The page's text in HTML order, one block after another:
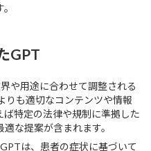
GPT
や用途に合わせて調整される
りも適切なコンテンツや情報
特定の法律や規制に準拠した
な提案が含まれます。
は、患者の症状に基づいて